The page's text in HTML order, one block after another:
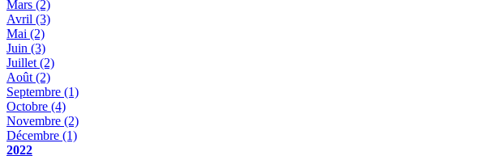
Mars (2)
Avril (3)
Mai (2)
Juin (3)
Juillet (2)
Août (2)
Septembre (1)
Octobre (4)
Novembre (2)
Décembre (1)
2022